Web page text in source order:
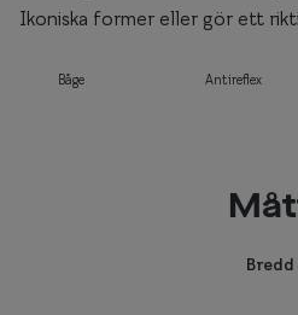
Ikoniska former eller gör ett
Båge Antireflex
Bredd